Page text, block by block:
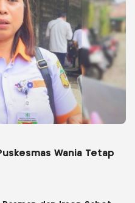
Wania Tetap